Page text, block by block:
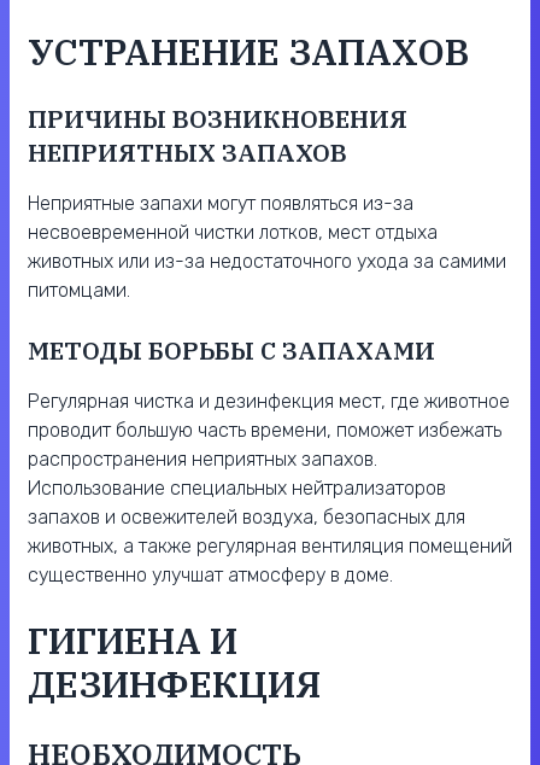
УСТРАНЕНИЕ ЗАПАХОВ
ПРИЧИНЫ ВОЗНИКНОВЕНИЯ
НЕПРИЯТНЫХ ЗАПАХОВ
Неприятные запахи могут появляться из-за
несвоевременной чистки лотков, мест отдыха
животных или из-за недостаточного ухода за самими
питомцами.
МЕТОДЫ БОРЬБЫ С ЗАПАХАМИ
Регулярная чистка и дезинфекция мест, где животное
проводит большую часть времени, поможет избежать
распространения неприятных запахов.
Использование специальных нейтрализаторов
запахов и освежителей воздуха, безопасных для
животных, а также регулярная вентиляция помещений
существенно улучшат атмосферу в доме.
ГИГИЕНА И
ДЕЗИНФЕКЦИЯ
НЕОБХОДИМОСТЬ